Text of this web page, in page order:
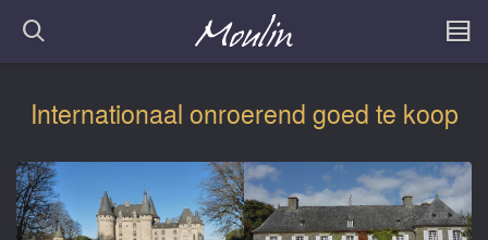
Internationaal onroerend goed te koop